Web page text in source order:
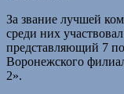
За звание лучшей
среди них
представляющий 7
Воронежского
2».